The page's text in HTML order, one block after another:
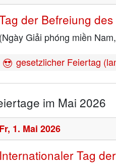
der Befreiung
(Ngày Giải phóng miền
gesetzlicher Feiertag
im Mai 2026
Fr, 1. Mai 2026
Internationaler Tag